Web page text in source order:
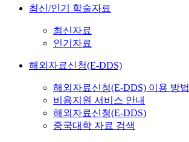
최신/인기 학술자료
최신자료
인기자료
해외자료신청(E-DDS)
해외자료신청(E-DDS) 이용 방법
비용지원 서비스 안내
해외자료신청(E-DDS)
중국대학 자료 검색